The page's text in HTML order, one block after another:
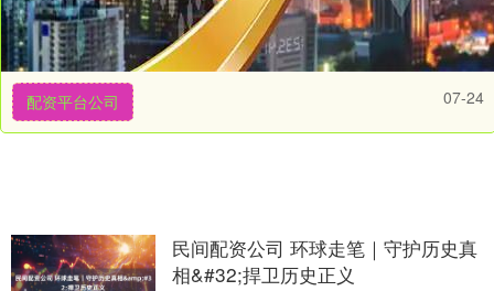
配资平台公司 07-24
民间配资公司 环球走笔｜守护历史真
相&#32;捍卫历史正义